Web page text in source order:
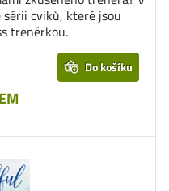
cviků, které jsou
trenérkou.
Do košíku